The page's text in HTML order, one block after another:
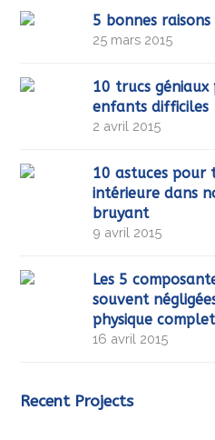
5 bonnes
25 mars 2015
10 trucs
enfants difficiles
2 avril 2015
10 astuces pour
intérieure dans
bruyant
9 avril 2015
Les 5
souvent
physique complet
16 avril 2015
Recent Projects